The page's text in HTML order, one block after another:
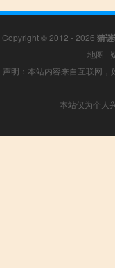
Copyright © 2012 - 2026 猜
地图 |
声明：本站内容来自互联网
本站仅为个人